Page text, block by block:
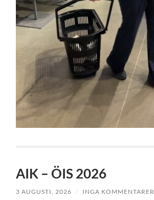
AIK – ÖIS 2026
3 AUGUSTI, 2026 / INGA KOMMENTARER